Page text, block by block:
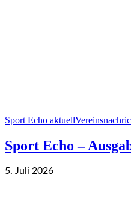
Sport Echo aktuell
Sport Echo –
5. Juli 2026